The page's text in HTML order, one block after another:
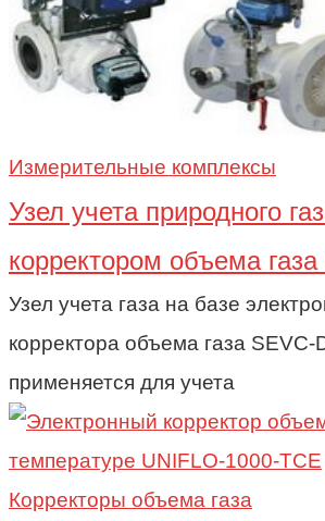
Измерительные комплексы
Узел учета природного
корректором объема газа
Узел учета газа на базе
корректора объема газа SEVC-
применяется для учета
Корректоры объема газа